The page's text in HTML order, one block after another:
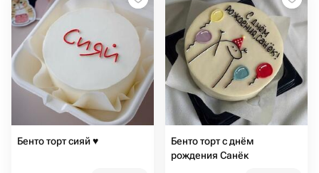
Бенто торт сияй ♥️
Бенто торт с днём
рождения Санёк